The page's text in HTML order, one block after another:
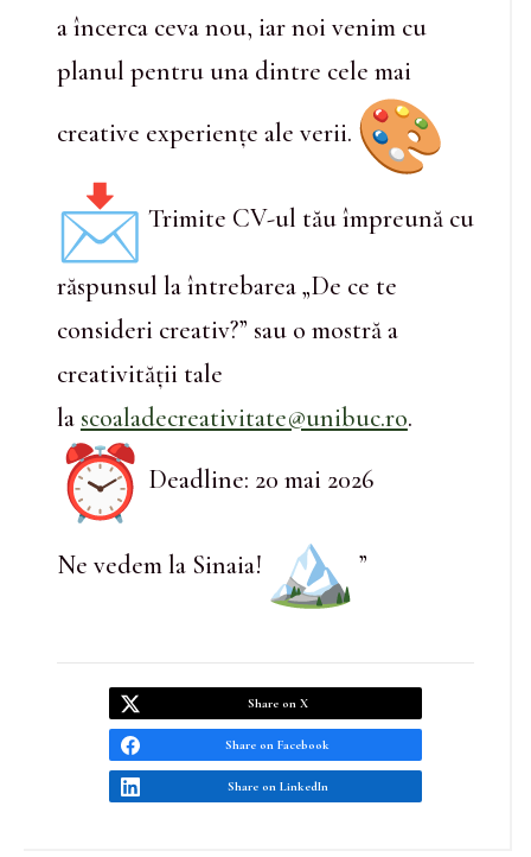
a încerca ceva nou, iar noi venim cu
planul pentru una dintre cele mai
creative experiențe ale verii.
Trimite CV-ul tău împreună cu
răspunsul la întrebarea „De ce te
consideri creativ?” sau o mostră a
creativității tale
la scoaladecreativitate@unibuc.ro.
Deadline: 20 mai 2026
Ne vedem la Sinaia! ”
Share on X
Share on Facebook
Share on LinkedIn